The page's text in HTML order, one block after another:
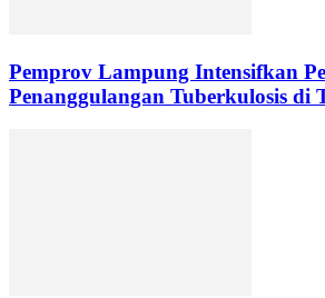
Pemprov Lampung Intensifkan
Penanggulangan Tuberkulosis di